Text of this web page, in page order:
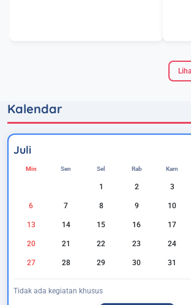
Kalendar
Juli
Min Sen Sel Rab Kam
1 2 3
6 7 8 9 10
13 14 15 16 17
20 21 22 23 24
27 28 29 30 31
Tidak ada kegiatan khusus